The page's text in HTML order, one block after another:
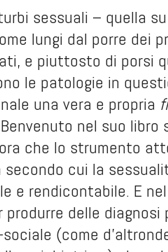
sessuali – quella
lungi dal porre dei
e piuttosto di porsi
le patologie in
una vera e propria
nel suo libro
che lo strumento
cui la
e rendicontabile. E
delle diagnosi
(come